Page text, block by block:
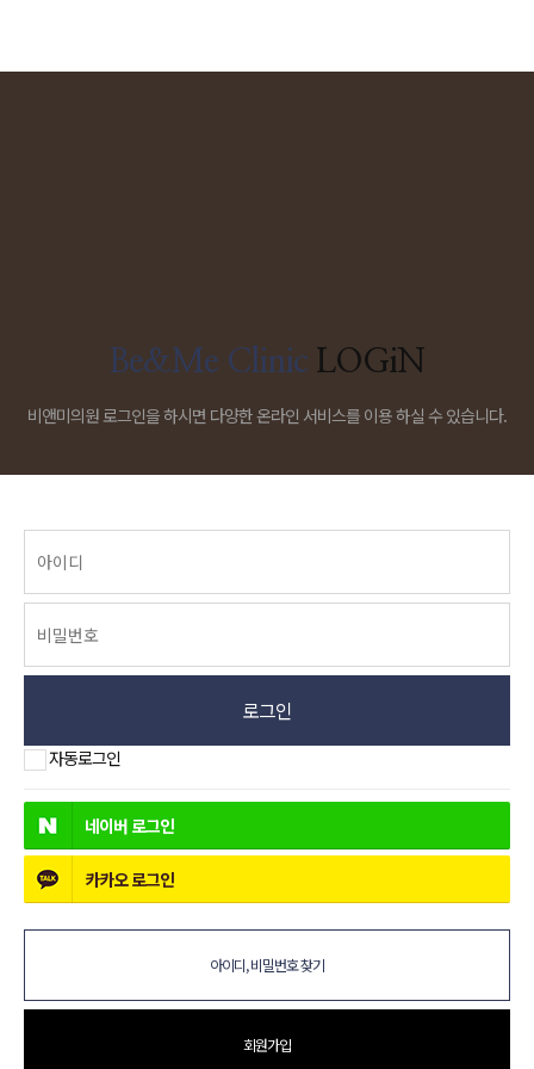
Be&Me Clinic LOGiN
비앤미의원 로그인을 하시면 다양한 온라인 서비스를 이용 하실 수 있습니다.
로그인
자동로그인
네이버 로그인
카카오로그인
아이디, 비밀번호 찾기
회원가입